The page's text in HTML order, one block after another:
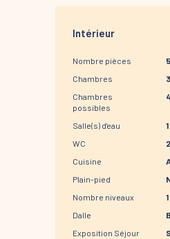
Intérieur
Nombre pièces
5
Chambres
3
Chambres
possibles
4
Salle(s) d'eau
1
WC
2
Cuisine
Plain-pied
Nombre niveaux
1
Dalle
Exposition Séjour